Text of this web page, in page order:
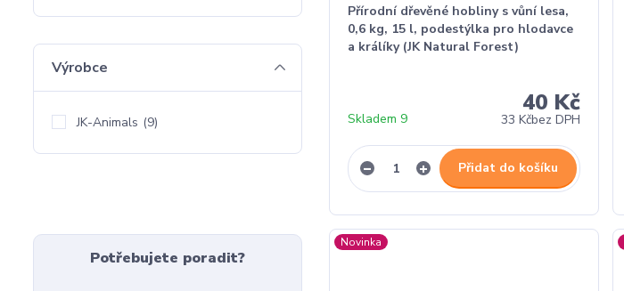
Přírodní dřevěné hobliny s vůní lesa,
0,6 kg, 15 l, podestýlka pro hlodavce
a králíky (JK Natural Forest)
40 Kč
33 Kčbez DPH
Skladem 9
Přidat do košíku
Novinka
Výrobce
JK-Animals (9)
Potřebujete poradit?